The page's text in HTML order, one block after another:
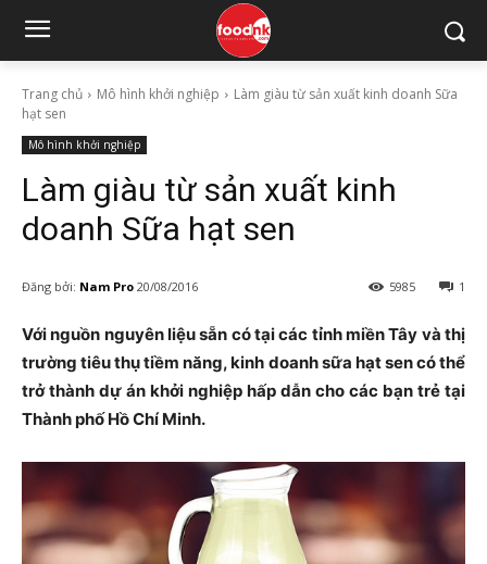
Trang chủ Mô hình khởi nghiệp
Làm giàu từ sản xuất kinh doanh Sữa
hạt sen
Mô hình khởi nghiệp
Làm giàu từ sản xuất kinh
doanh Sữa hạt sen
Đăng bởi: Nam Pro 20/08/2016 1
5985
Với nguồn nguyên liệu sẵn có tại các tỉnh miền Tây và thị
trường tiêu thụ tiềm năng, kinh doanh sữa hạt sen có thể
trở thành dự án khởi nghiệp hấp dẫn cho các bạn trẻ tại
Thành phố Hồ Chí Minh.